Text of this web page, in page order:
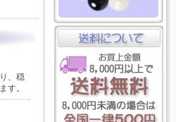
、穏
す。